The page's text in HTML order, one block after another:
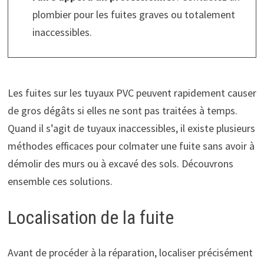
plombier pour les fuites graves ou totalement
inaccessibles.
Les fuites sur les tuyaux PVC peuvent rapidement causer
de gros dégâts si elles ne sont pas traitées à temps.
Quand il s’agit de tuyaux inaccessibles, il existe plusieurs
méthodes efficaces pour colmater une fuite sans avoir à
démolir des murs ou à excavé des sols. Découvrons
ensemble ces solutions.
Localisation de la fuite
Avant de procéder à la réparation, localiser précisément